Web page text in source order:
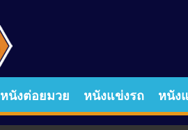
หนังต่อยมวย หนังแข่งรถ หนัง